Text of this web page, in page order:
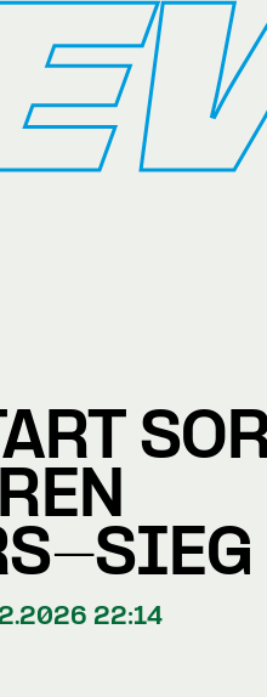
SIEG
22:14